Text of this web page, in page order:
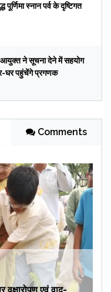
स्नान पर्व के दृष्टिगत
ने सूचना देने में सहयोग
घर पहुंचेंगे प्रगणक
Comments